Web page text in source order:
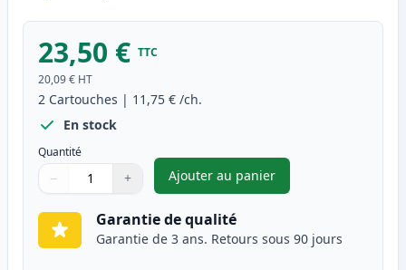
23,50 € TTC
20,09 € HT
2 Cartouches | 11,75 € /ch.
En stock
Quantité
Quantité
Utilisez les boutons pour ajuster
− +
Quantité
Ajouter au panier
,Pack de 2 Brother LC125Y
Garantie de qualité
Garantie de 3 ans. Retours sous 90 jours